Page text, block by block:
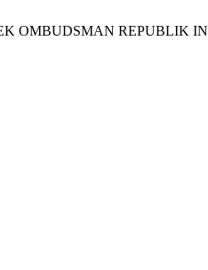
OMBUDSMAN